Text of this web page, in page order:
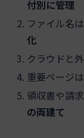
付別に管理
ファイル名
化
クラウドと
重要ページは
領収書や請
の両建て